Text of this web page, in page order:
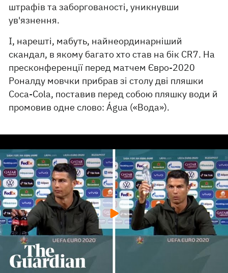
штрафів та заборгованості, уникнувши
ув'язнення.
І, нарешті, мабуть, найнеординарніший
скандал, в якому багато хто став на бік CR7. На
пресконференції перед матчем Євро-2020
Роналду мовчки прибрав зі столу дві пляшки
Coca-Cola, поставив перед собою пляшку води й
промовив одне слово: Água («Вода»).